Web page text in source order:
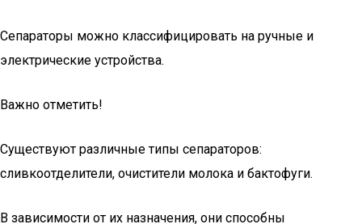
Сепараторы можно классифицировать на ручные и
электрические устройства.
Важно отметить!
Существуют различные типы сепараторов:
сливкоотделители, очистители молока и бактофуги.
В зависимости от их назначения, они способны